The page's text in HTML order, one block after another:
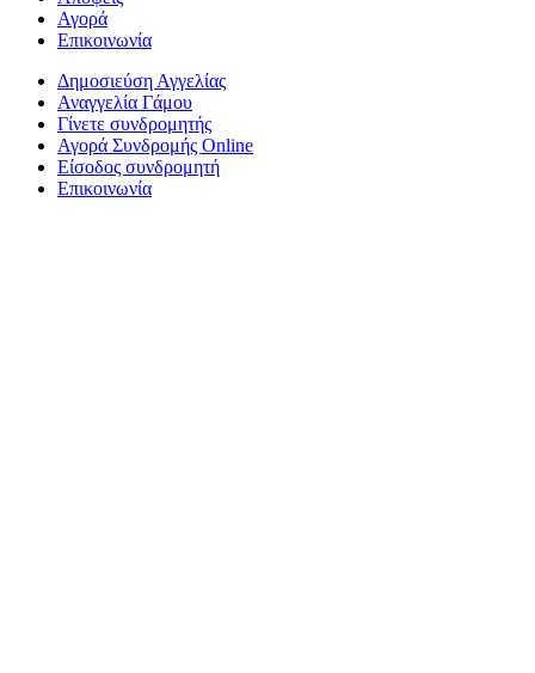
Αγορά
Επικοινωνία
Δημοσιεύση Αγγελίας
Αναγγελία Γάμου
Γίνετε συνδρομητής
Αγορά Συνδρομής Online
Είσοδος συνδρομητή
Επικοινωνία